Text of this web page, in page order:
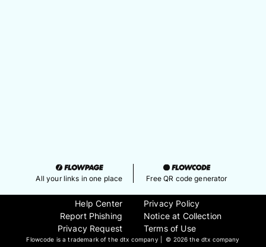
All your links in one place Free QR code generator
Help Center
Report Phishing
Privacy Request
Privacy Policy
Notice at Collection
Terms of Use
Flowcode is a trademark of the dtx company | © 2026 the dtx company